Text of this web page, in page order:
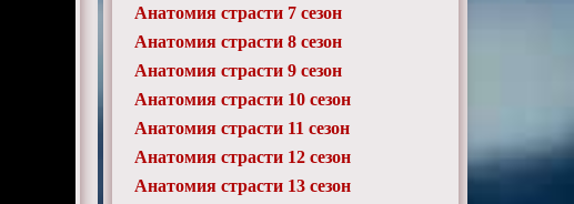
Анатомия страсти 7 сезон
Анатомия страсти 8 сезон
Анатомия страсти 9 сезон
Анатомия страсти 10 сезон
Анатомия страсти 11 сезон
Анатомия страсти 12 сезон
Анатомия страсти 13 сезон